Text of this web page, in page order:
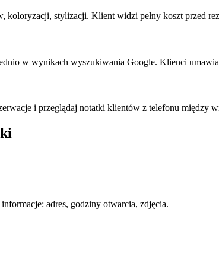
koloryzacji, stylizacji. Klient widzi pełny koszt przed
w wynikach wyszukiwania Google. Klienci
i przeglądaj notatki klientów z telefonu między
adres, godziny otwarcia, zdjęcia.